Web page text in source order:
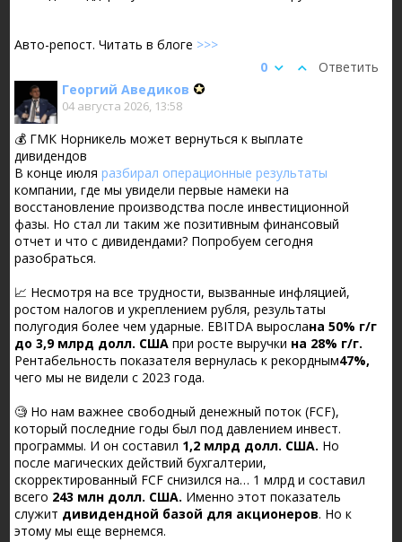
Авто-репост. Читать в блоге >>>
Ответить
0
Георгий Аведиков
04 августа 2026, 13:58
💰 ГМК Норникель может вернуться к выплате
дивидендов
В конце июляразбирал операционные результаты
компании, где мы увидели первые намеки на
восстановление производства после инвестиционной
фазы. Но стал ли таким же позитивным финансовый
отчет и что с дивидендами? Попробуем сегодня
разобраться.
📈 Несмотря на все трудности, вызванные инфляцией,
ростом налогов и укреплением рубля, результаты
полугодия более чем ударные. EBITDA вырослана 50% г/г
до 3,9 млрд долл. СШАпри росте выручки на 28% г/г.
Рентабельность показателя вернулась к рекордным47%,
чего мы не видели с 2023 года.
🧐 Но нам важнее свободный денежный поток (FCF),
который последние годы был под давлением инвест.
программы. И он составил 1,2 млрд долл. США. Но
после магических действий бухгалтерии,
скорректированный FCF снизился на… 1 млрд и составил
всего 243 млн долл. США. Именно этот показатель
служит дивидендной базой для акционеров. Но к
этому мы еще вернемся.